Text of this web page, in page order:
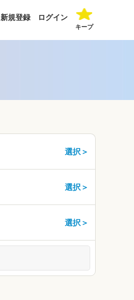
新規登録 ログイン
キープ
選択＞
選択＞
選択＞